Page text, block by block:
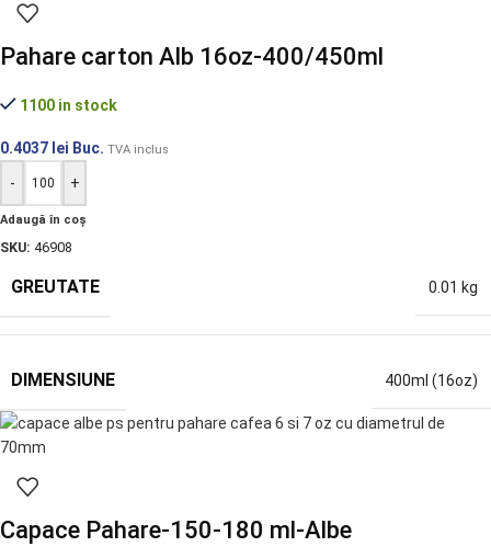
Pahare carton Alb 16oz-400/450ml
1100 in stock
0.4037 lei Buc. TVA inclus
- +
Adaugă în coș
SKU: 46908
GREUTATE 0.01 kg
DIMENSIUNE 400ml (16oz)
Capace Pahare-150-180 ml-Albe